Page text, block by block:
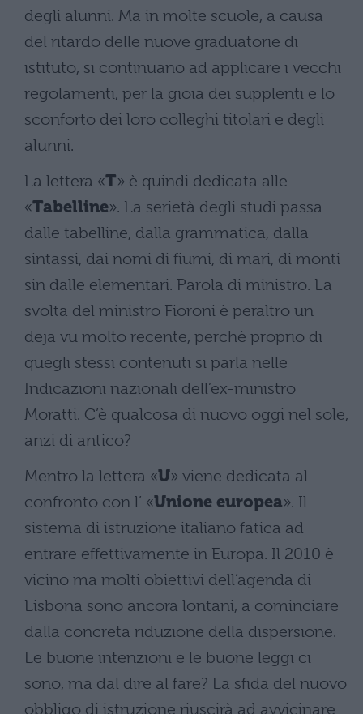
degli alunni. Ma in molte scuole, a causa
del ritardo delle nuove graduatorie di
istituto, si continuano ad applicare i vecchi
regolamenti, per la gioia dei supplenti e lo
sconforto dei loro colleghi titolari e degli
alunni.
La lettera «T» è quindi dedicata alle
«Tabelline». La serietà degli studi passa
dalle tabelline, dalla grammatica, dalla
sintassi, dai nomi di fiumi, di mari, di monti
sin dalle elementari. Parola di ministro. La
svolta del ministro Fioroni è peraltro un
deja vu molto recente, perchè proprio di
quegli stessi contenuti si parla nelle
Indicazioni nazionali dell’ex-ministro
Moratti. C’è qualcosa di nuovo oggi nel sole,
anzi di antico?
Mentro la lettera «U» viene dedicata al
confronto con l’ «Unione europea». Il
sistema di istruzione italiano fatica ad
entrare effettivamente in Europa. Il 2010 è
vicino ma molti obiettivi dell’agenda di
Lisbona sono ancora lontani, a cominciare
dalla concreta riduzione della dispersione.
Le buone intenzioni e le buone leggi ci
sono, ma dal dire al fare? La sfida del nuovo
obbligo di istruzione riuscirà ad avvicinare